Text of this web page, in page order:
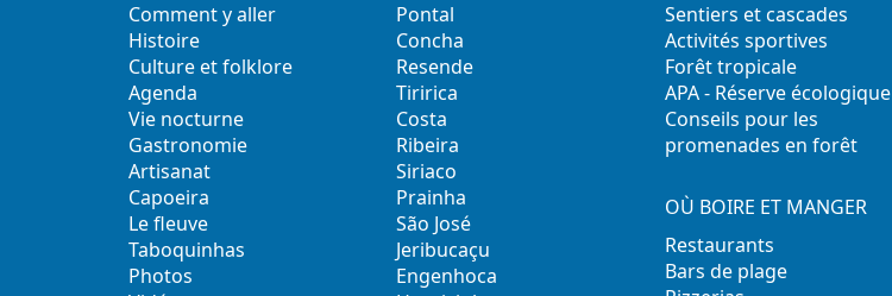
Comment y aller
Histoire
Culture et folklore
Agenda
Vie nocturne
Gastronomie
Artisanat
Capoeira
Le fleuve
Taboquinhas
Photos
Pontal
Concha
Resende
Tiririca
Costa
Ribeira
Siriaco
Prainha
São José
Jeribucaçu
Engenhoca
Sentiers et cascades
Activités sportives
Forêt tropicale
APA - Réserve écologique
Conseils pour les
promenades en forêt
OÙ BOIRE ET MANGER
Restaurants
Bars de plage